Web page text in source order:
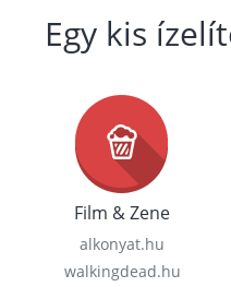
Egy kis
Film & Zene
alkonyat.hu
walkingdead.hu